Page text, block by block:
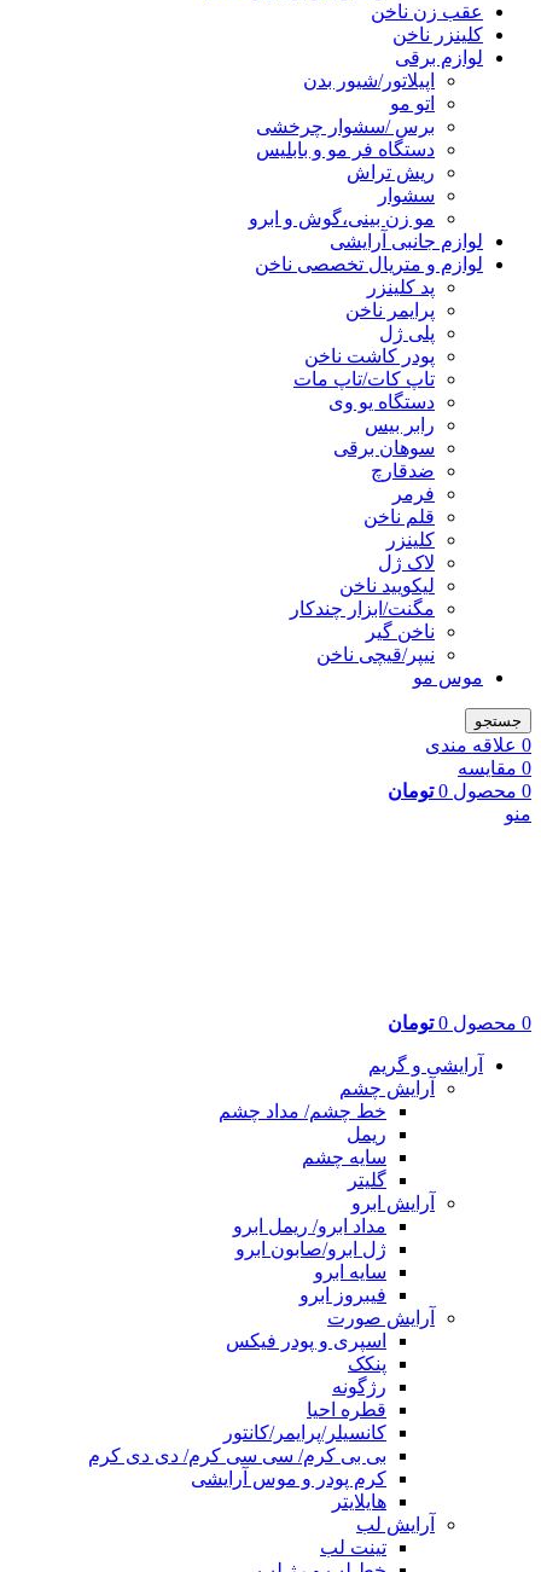
عقب زن ناخن
کلینزر ناخن
لوازم برقی
اپیلاتور/شیور بدن
اتو مو
برس /سشوار چرخشی
دستگاه فر مو و بابلیس
ریش تراش
سشوار
مو زن بینی،گوش و ابرو
لوازم جانبی آرایشی
لوازم و متریال تخصصی ناخن
پد کلینزر
پرایمر ناخن
پلی ژل
پودر کاشت ناخن
تاپ کات/تاپ مات
دستگاه یو وی
رابر بیس
سوهان برقی
ضدقارچ
فرمر
قلم ناخن
کلینزر
لاک ژل
لیکوييد ناخن
مگنت/ابزار چندکار
ناخن گیر
نیپر/قیچی ناخن
موس مو
جستجو
0 علاقه مندی
0 مقایسه
0 محصول 0 تومان
منو
0 محصول 0 تومان
آرایشی و گریم
آرایش چشم
خط چشم/ مداد چشم
ریمل
سایه چشم
گلیتر
آرایش ابرو
مداد ابرو/ ریمل ابرو
ژل ابرو/صابون ابرو
سایه ابرو
فیبروز ابرو
آرایش صورت
اسپری و پودر فیکس
پنکک
رژگونه
قطره احیا
کانسیلر/پرایمر/کانتور
بی بی کرم/ سی سی کرم/ دی دی کرم
کرم پودر و موس آرایشی
هایلایتر
آرایش لب
تینت لب